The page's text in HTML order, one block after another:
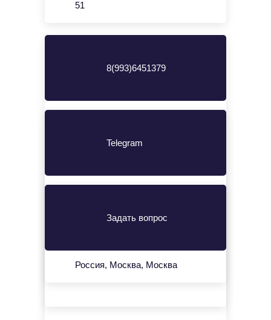
51
8(993)6451379
Telegram
Задать вопрос
Россия, Москва, Москва